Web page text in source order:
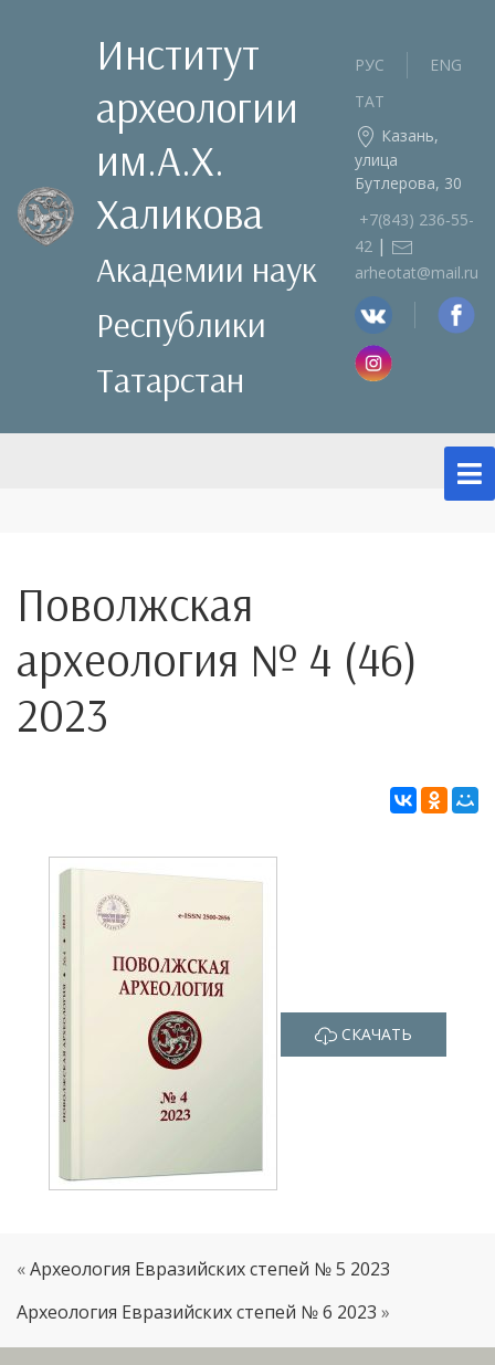
Институт
археологии
им.А.Х.
Халикова
Академии наук
Республики
Татарстан
РУС
ENG
ТАТ
Казань,
улица
Бутлерова, 30
+7(843) 236‑55-
42 |
arheotat@mail.ru
Поволжская
археология № 4 (46)
2023
СКАЧАТЬ
«Археология Евразийских степей № 5 2023
Археология Евразийских степей № 6 2023 »